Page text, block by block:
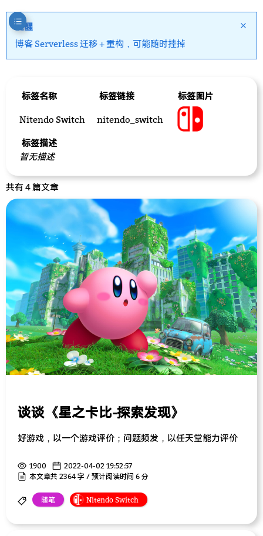
提醒
博客 Serverless 迁移 + 重构，可能随时挂掉
标签名称 标签链接 标签图片
Nitendo Switch nitendo_switch
标签描述
暂无描述
共有 4 篇文章
谈谈《星之卡比-探索发现》
好游戏，以一个游戏评价；问题频发，以任天堂能力评价
1900
2022-04-02 19:52:57
本文章共 2364 字 / 预计阅读时间 6 分
随笔 Nitendo Switch